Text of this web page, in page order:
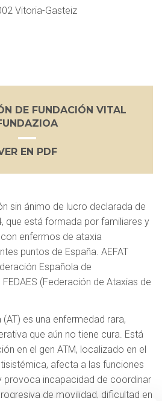
Vitoria-Gasteiz
DE FUNDACIÓN VITAL
EN PDF
sin ánimo de lucro declarada de
que está formada por familiares y
enfermos de ataxia
puntos de España. AEFAT
Española de
(Federación de Ataxias de
es una enfermedad rara,
que aún no tiene cura. Está
en el gen ATM, localizado en el
afecta a las funciones
provoca incapacidad de coordinar
de movilidad, dificultad en